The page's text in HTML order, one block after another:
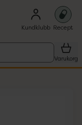
Kundklubb Recept
Varukorg